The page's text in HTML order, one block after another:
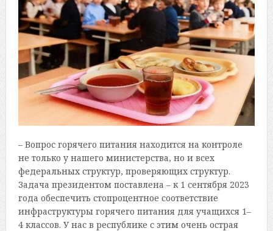
– Вопрос горячего питания находится на контроле
не только у нашего министерства, но и всех
федеральных структур, проверяющих структур.
Задача президентом поставлена – к 1 сентября 2023
года обеспечить стопроцентное соответствие
инфраструктуры горячего питания для учащихся 1–
4 классов. У нас в республике с этим очень острая